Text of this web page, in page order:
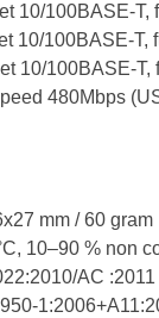
T, full
T,
T,
(USB-
mm / 60 gram
10–90 % non
AC :2011